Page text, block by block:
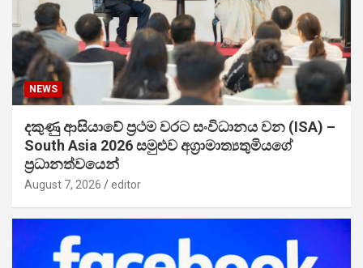
NEWS
දකුණු ආසියාවේ ප්‍රථම වරට සංවිධානය වන (ISA) –
South Asia 2026 සමුළුව අග්‍රාමාත්‍යතුමියගේ
ප්‍රධානත්වයෙන්
August 7, 2026 editor